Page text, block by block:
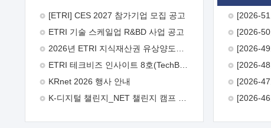
주시기 바랍니다. 2026년 8월
추진목적: ETRI 인력을 기업현장에 파견.
기술지원을 실시함으로써 ETRI 개발기술의
극대화하고, 지원기업을 강견기업으로
육성하고자 함.  신청자격: ETRI
ETRI 창업/연구소기업, 기술이전/출자기업
[ETRI] CES 2027 참가기업 모집 공고
ETRI 기술 스케일업 R&BD 사업 공고
ETRI 테크비즈 인사이트 8호(TechBiz Insight Vol.8) 발간
KRnet 2026 행사 안내